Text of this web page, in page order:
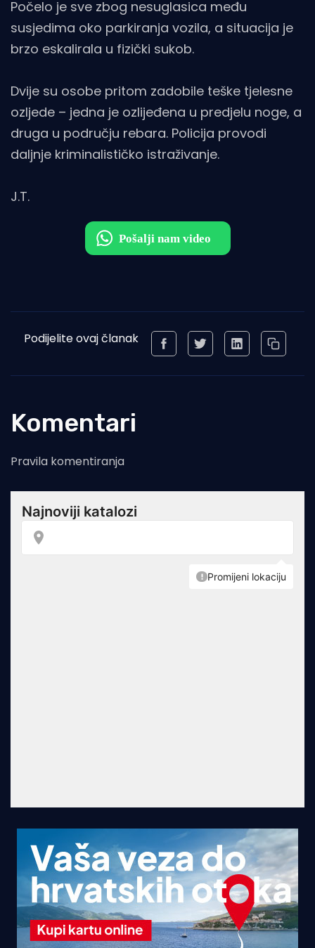
Počelo je sve zbog nesuglasica među
susjedima oko parkiranja vozila, a situacija je
brzo eskalirala u fizički sukob.
Dvije su osobe pritom zadobile teške tjelesne
ozljede – jedna je ozlijeđena u predjelu noge, a
druga u području rebara. Policija provodi
daljnje kriminalističko istraživanje.
J.T.
Podijelite ovaj članak
Komentari
Pravila komentiranja